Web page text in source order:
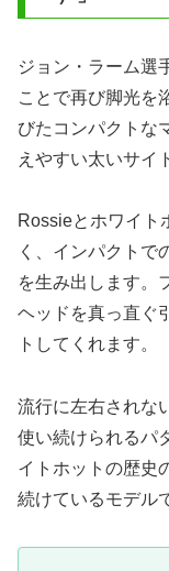
ジョン・ラーム選
ことで再び脚光を
びたコンパクトな
えやすい太いサイ
Rossieとホワイト
く、インパクトで
を生み出します。
ヘッドを真っ直ぐ
トしてくれます。
流行に左右されな
使い続けられるパ
イトホットの歴史
続けているモデル